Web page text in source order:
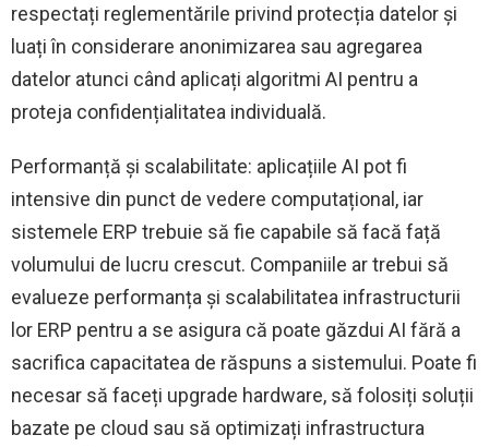
respectați reglementările privind protecția datelor și
luați în considerare anonimizarea sau agregarea
datelor atunci când aplicați algoritmi AI pentru a
proteja confidențialitatea individuală.
Performanță și scalabilitate: aplicațiile AI pot fi
intensive din punct de vedere computațional, iar
sistemele ERP trebuie să fie capabile să facă față
volumului de lucru crescut. Companiile ar trebui să
evalueze performanța și scalabilitatea infrastructurii
lor ERP pentru a se asigura că poate găzdui AI fără a
sacrifica capacitatea de răspuns a sistemului. Poate fi
necesar să faceți upgrade hardware, să folosiți soluții
bazate pe cloud sau să optimizați infrastructura